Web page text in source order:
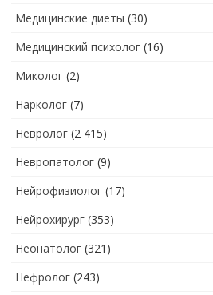
Медицинские диеты (30)
Медицинский психолог (16)
Миколог (2)
Нарколог (7)
Невролог (2 415)
Невропатолог (9)
Нейрофизиолог (17)
Нейрохирург (353)
Неонатолог (321)
Нефролог (243)